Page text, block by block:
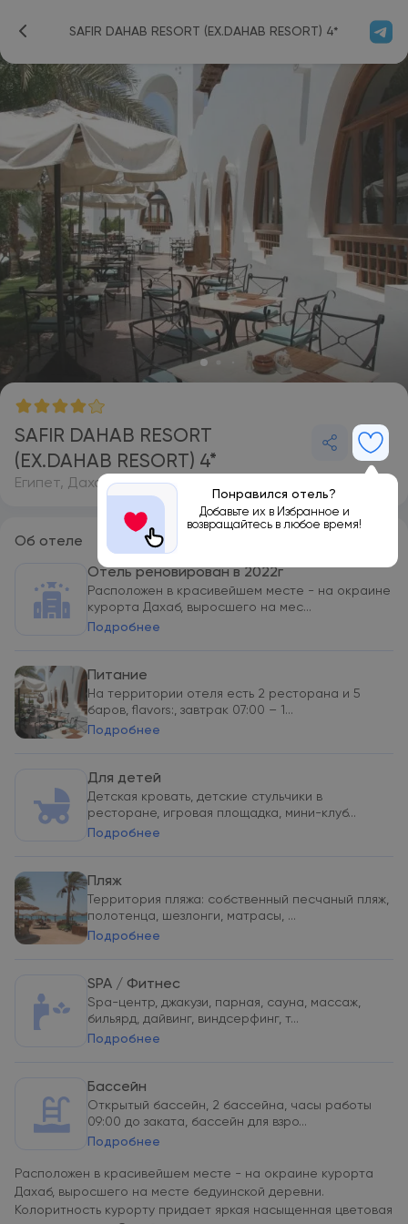
SAFIR DAHAB RESORT (EX.DAHAB RESORT) 4*
SAFIR DAHAB RESORT
(EX.DAHAB RESORT) 4*
Понравился отель?
Добавьте их в Избранное и
возвращайтесь в любое время!
Египет, Дахаб
Об отеле
Отель реновирован в 2022г
Расположен в красивейшем месте - на окраине
курорта Дахаб, выросшего на мес...
Подробнее
Питание
На территории отеля есть 2 ресторана и 5
баров, flavors:, завтрак 07:00 – 1...
Подробнее
Для детей
Детская кровать, детские стульчики в
ресторане, игровая площадка, мини-клуб...
Подробнее
Пляж
Территория пляжа: собственный песчаный пляж,
полотенца, шезлонги, матрасы, ...
Подробнее
SPA / Фитнес
Spa-центр, джакузи, парная, сауна, массаж,
бильярд, дайвинг, виндсерфинг, т...
Подробнее
Бассейн
Открытый бассейн, 2 бассейна, часы работы
09:00 до заката, бассейн для взро...
Подробнее
Расположен в красивейшем месте - на окраине курорта
Дахаб, выросшего на месте бедуинской деревни.
Колоритность курорту придает яркая насыщенная цветовая